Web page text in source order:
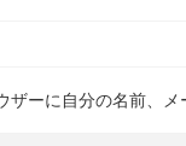
ーに自分の名前、メ